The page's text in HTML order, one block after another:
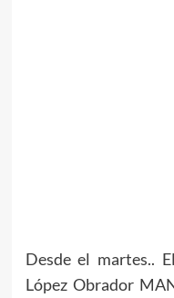
Desde el martes..
López Obrador